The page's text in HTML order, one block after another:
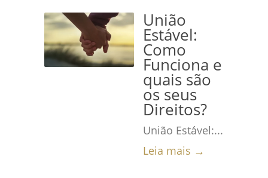
União
Estável:
Como
Funciona e
quais são
os seus
Direitos?
União Estável:...
Leia mais →